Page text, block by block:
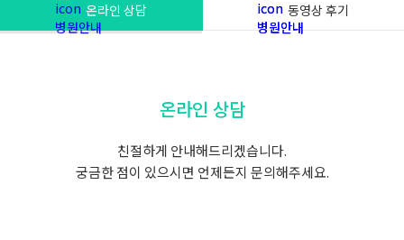
온라인 상담 동영상 후기
온라인 상담
친절하게 안내해드리겠습니다.
궁금한 점이 있으시면 언제든지 문의해주세요.